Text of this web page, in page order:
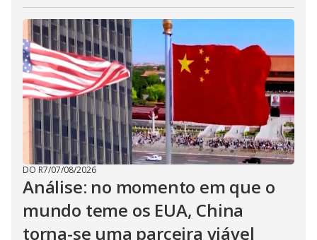
DO R7/07/08/2026
Análise: no momento em que o
mundo teme os EUA, China
torna-se uma parceira viável